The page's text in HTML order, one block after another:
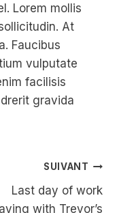
Lorem mollis
At
Faucibus
vulputate
facilisis
gravida
SUIVANT
Last day of work
with Trevor’s